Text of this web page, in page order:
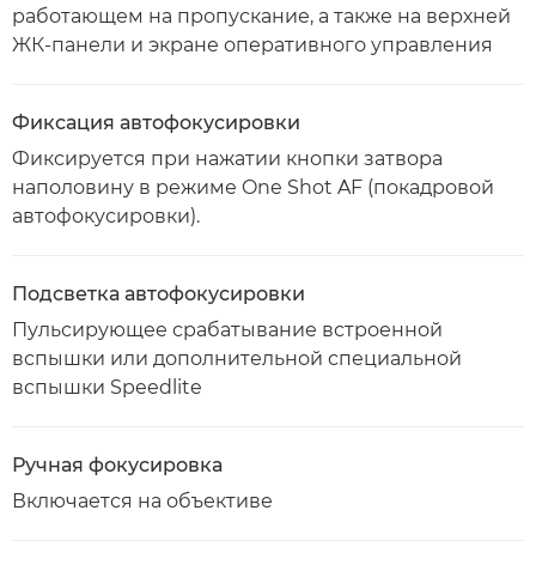
работающем на пропускание, а также на верхней
ЖК-панели и экране оперативного управления
Фиксация автофокусировки
Фиксируется при нажатии кнопки затвора
наполовину в режиме One Shot AF (покадровой
автофокусировки).
Подсветка автофокусировки
Пульсирующее срабатывание встроенной
вспышки или дополнительной специальной
вспышки Speedlite
Ручная фокусировка
Включается на объективе